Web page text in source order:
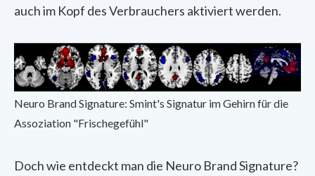
auch im Kopf des Verbrauchers aktiviert werden.
Neuro Brand Signature: Smint's Signatur im Gehirn für die
Assoziation "Frischegefühl"
Doch wie entdeckt man die Neuro Brand Signature?